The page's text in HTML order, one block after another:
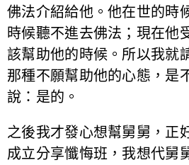
佛法介紹給他。他在世的時
時候聽不進去佛法；現在他
該幫助他的時候。所以我就
那種不願幫助他的心態，是
說：是的。
之後我才發心想幫舅舅，正
成立分享懺悔班，我想代舅